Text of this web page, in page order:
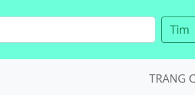
Tìm
TRANG